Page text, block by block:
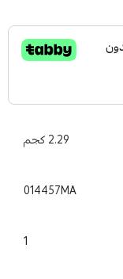
2.29 كجم
014457MA
1